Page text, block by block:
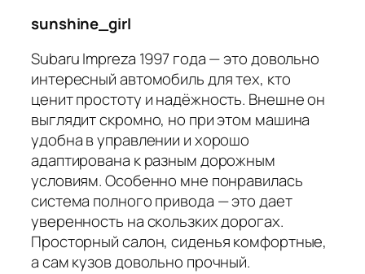
sunshine_girl
Subaru Impreza 1997 года — это довольно
интересный автомобиль для тех, кто
ценит простоту и надёжность. Внешне он
выглядит скромно, но при этом машина
удобна в управлении и хорошо
адаптирована к разным дорожным
условиям. Особенно мне понравилась
система полного привода — это дает
уверенность на скользких дорогах.
Просторный салон, сиденья комфортные,
а сам кузов довольно прочный.